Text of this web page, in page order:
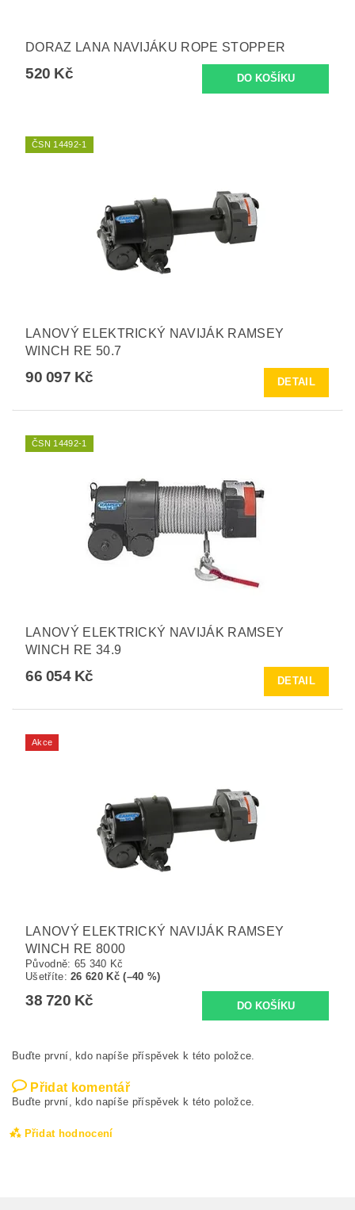
DORAZ LANA NAVIJÁKU ROPE STOPPER
520 Kč
ČSN 14492-1
LANOVÝ ELEKTRICKÝ NAVIJÁK RAMSEY
WINCH RE 50.7
90 097 Kč DETAIL
ČSN 14492-1
LANOVÝ ELEKTRICKÝ NAVIJÁK RAMSEY
WINCH RE 34.9
66 054 Kč DETAIL
Akce
LANOVÝ ELEKTRICKÝ NAVIJÁK RAMSEY
WINCH RE 8000
Původně: 65 340 Kč
Ušetříte:26 620 Kč (–40 %)
38 720 Kč
Buďte první, kdo napíše příspěvek k této položce.
Přidat komentář
Buďte první, kdo napíše příspěvek k této položce.
Přidat hodnocení